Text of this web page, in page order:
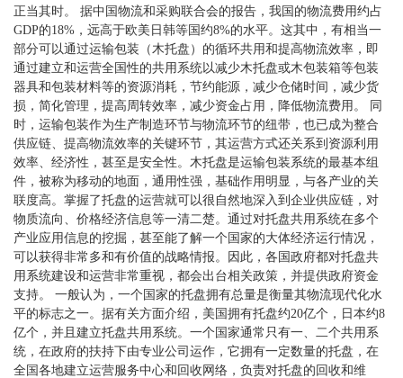
正当其时。 据中国物流和采购联合会的报告，我国的物流费用约占
GDP的18%，远高于欧美日韩等国约8%的水平。这其中，有相当一
部分可以通过运输包装（木托盘）的循环共用和提高物流效率，即
通过建立和运营全国性的共用系统以减少木托盘或木包装箱等包装
器具和包装材料等的资源消耗，节约能源，减少仓储时间，减少货
损，简化管理，提高周转效率，减少资金占用，降低物流费用。 同
时，运输包装作为生产制造环节与物流环节的纽带，也已成为整合
供应链、提高物流效率的关键环节，其运营方式还关系到资源利用
效率、经济性，甚至是安全性。木托盘是运输包装系统的最基本组
件，被称为移动的地面，通用性强，基础作用明显，与各产业的关
联度高。掌握了托盘的运营就可以很自然地深入到企业供应链，对
物质流向、价格经济信息等一清二楚。通过对托盘共用系统在多个
产业应用信息的挖掘，甚至能了解一个国家的大体经济运行情况，
可以获得非常多和有价值的战略情报。因此，各国政府都对托盘共
用系统建设和运营非常重视，都会出台相关政策，并提供政府资金
支持。 一般认为，一个国家的托盘拥有总量是衡量其物流现代化水
平的标志之一。据有关方面介绍，美国拥有托盘约20亿个，日本约8
亿个，并且建立托盘共用系统。一个国家通常只有一、二个共用系
统，在政府的扶持下由专业公司运作，它拥有一定数量的托盘，在
全国各地建立运营服务中心和回收网络，负责对托盘的回收和维